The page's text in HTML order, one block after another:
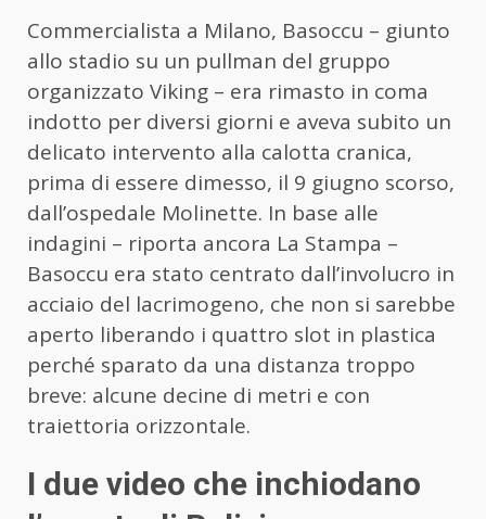
Commercialista a Milano, Basoccu – giunto
allo stadio su un pullman del gruppo
organizzato Viking – era rimasto in coma
indotto per diversi giorni e aveva subito un
delicato intervento alla calotta cranica,
prima di essere dimesso, il 9 giugno scorso,
dall’ospedale Molinette. In base alle
indagini – riporta ancora La Stampa –
Basoccu era stato centrato dall’involucro in
acciaio del lacrimogeno, che non si sarebbe
aperto liberando i quattro slot in plastica
perché sparato da una distanza troppo
breve: alcune decine di metri e con
traiettoria orizzontale.
I due video che inchiodano